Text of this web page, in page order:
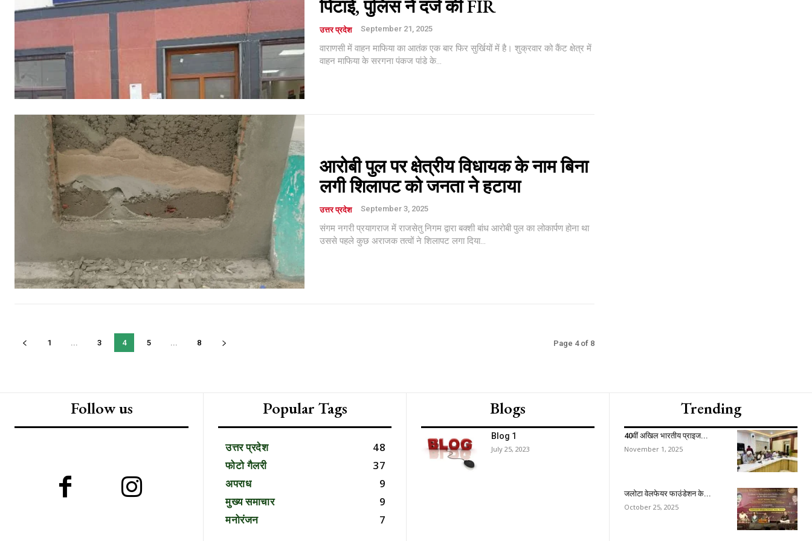
पिटाई, पुलिस ने दर्ज की FIR
उत्तर प्रदेश September 21, 2025
वाराणसी में वाहन माफिया का आतंक एक बार फिर सुर्खियों में है। शुक्रवार को कैंट क्षेत्र में
वाहन माफिया के सरगना पंकज पांडे के...
आरोबी पुल पर क्षेत्रीय विधायक के नाम बिना
लगी शिलापट को जनता ने हटाया
उत्तर प्रदेश September 3, 2025
संगम नगरी प्रयागराज में राजसेतु निगम द्वारा बक्शी बांध आरोबी पुल का लोकार्पण होना था
उससे पहले कुछ अराजक तत्वों ने शिलापट लगा दिया...
1 ... 3 4 5 ... 8 Page 4 of 8
Follow us Popular Tags
उत्तर प्रदेश
48
फोटो गैलरी
37
अपराध
9
मुख्य समाचार
9
मनोरंजन
7
Blogs
Blog 1
July 25, 2023
Trending
40वीं अखिल भारतीय प्राइज...
November 1, 2025
जलोटा वेलफेयर फाउंडेशन के...
October 25, 2025